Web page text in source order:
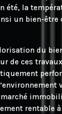
été, la
un bien-être
du
de ces
rentable